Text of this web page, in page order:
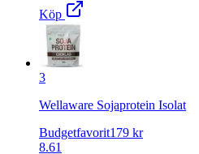
Köp
3
Wellaware Sojaprotein Isolat
Budgetfavorit179 kr
8.61